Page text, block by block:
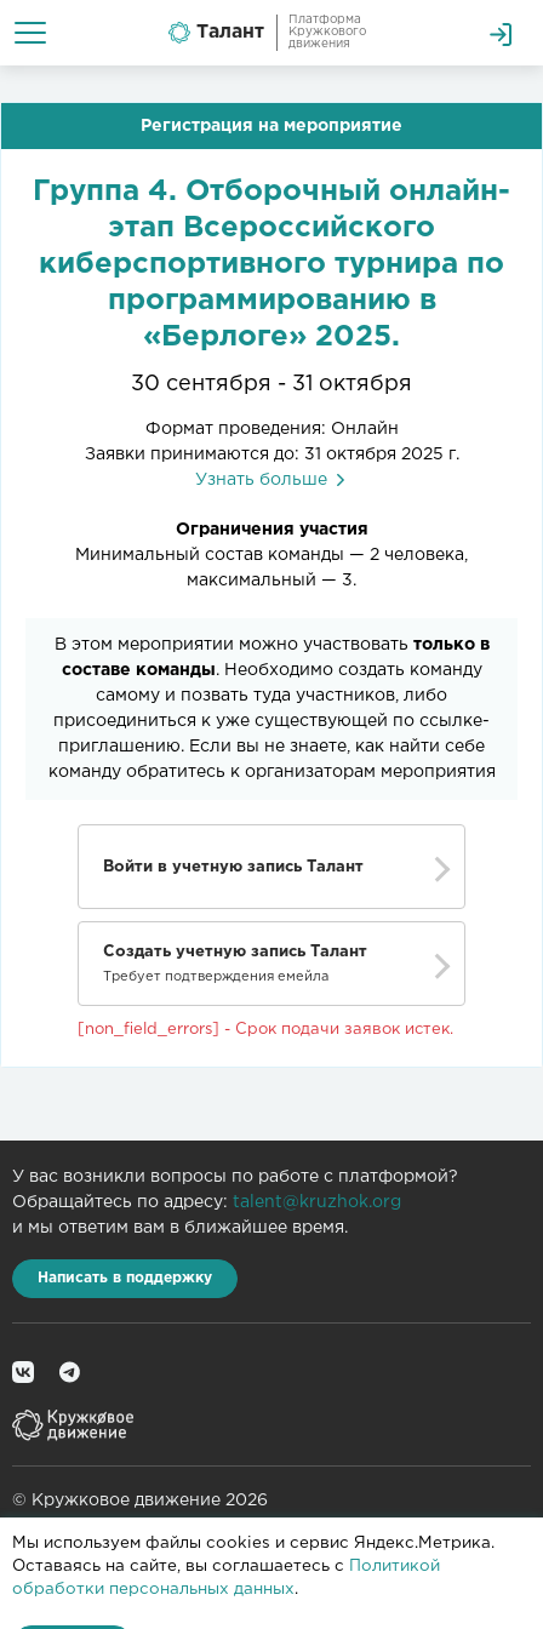
Талант
Платформа
Кружкового
движения
Регистрация на мероприятие
Группа 4. Отборочный онлайн-
этап Всероссийского
киберспортивного турнира по
программированию в
«Берлоге» 2025.
30 сентября - 31 октября
Формат проведения: Онлайн
Заявки принимаются до: 31 октября 2025 г.
Узнать больше
Ограничения участия
Минимальный состав команды — 2 человека,
максимальный — 3.
В этом мероприятии можно участвовать только в
составе команды. Необходимо создать команду
самому и позвать туда участников, либо
присоединиться к уже существующей по ссылке-
приглашению. Если вы не знаете, как найти себе
команду обратитесь к организаторам мероприятия
Войти в учетную запись Талант
Создать учетную запись Талант
Требует подтверждения емейла
[non_field_errors] - Срок подачи заявок истек.
Мы используем файлы cookies и сервис Яндекс.Метрика.
Оставаясь на сайте, вы соглашаетесь с
Политикой
обработки персональных данных.
У вас возникли вопросы по работе с платформой?
Обращайтесь по адресу: talent@kruzhok.org
и мы ответим вам в ближайшее время.
Написать в поддержку
© Кружковое движение 2026
При поддержке
Пользовательское соглашение